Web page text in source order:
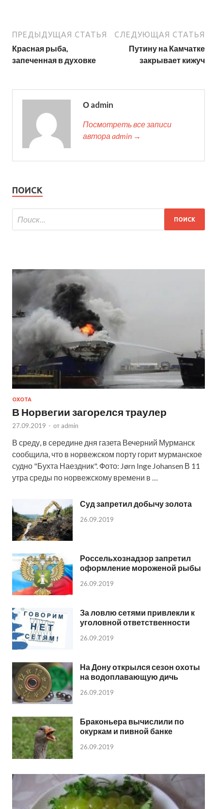
ПРЕДЫДУЩАЯ СТАТЬЯ
Красная рыба,
запеченная в духовке
СЛЕДУЮЩАЯ СТАТЬЯ
Путину на Камчатке
закрывает кижуч
О admin
Посмотреть все записи
автора admin →
ПОИСК
ОХОТА
В Норвегии загорелся траулер
27.09.2019 - от admin
В среду, в середине дня газета Вечерний Мурманск
сообщила, что в норвежском порту горит мурманское
судно "Бухта Наездник". Фото: Jørn Inge Johansen В 11
утра среды по норвежскому времени в …
Суд запретил добычу золота
26.09.2019
Россельхознадзор запретил
оформление мороженой рыбы
26.09.2019
За ловлю сетями привлекли к
уголовной ответственности
26.09.2019
На Дону открылся сезон охоты
на водоплавающую дичь
26.09.2019
Браконьера вычислили по
окуркам и пивной банке
26.09.2019